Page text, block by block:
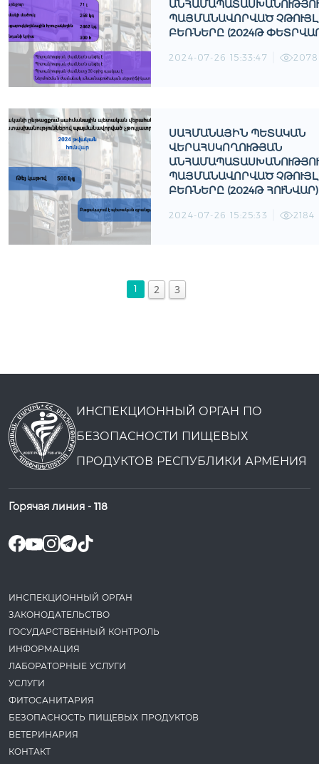
ՊԱՅՄԱՆԱՎՈՐՎԱԾ
ԲԵՌՆԵՐԸ (2024Թ
2024-07-26 15:33:47 2078
ՍԱՀՄԱՆԱՅԻՆ ՊԵՏԱԿԱՆ
ՎԵՐԱՀՍԿՈՂՈՒԹՅԱՆ
ՊԱՅՄԱՆԱՎՈՐՎԱԾ
ԲԵՌՆԵՐԸ (2024Թ ՀՈՒՆՎԱՐ)
2024-07-26 15:25:33 2184
1 2 3
ИНСПЕКЦИОННЫЙ ОРГАН ПО
БЕЗОПАСНОСТИ ПИЩЕВЫХ
ПРОДУКТОВ РЕСПУБЛИКИ АРМЕНИЯ
Горячая линия - 118
ИНСПЕКЦИОННЫЙ ОРГАН
ЗАКОНОДАТЕ­ЛЬСТВО
ГОСУДАРСТВЕННЫЙ КОНТРОЛЬ
ИНФОРМАЦИЯ
ЛАБОРАТОРНЫЕ УСЛУГИ
УСЛУГИ
ФИТОСАНИТАРИЯ
БЕЗОПАСНОСТЬ ПИЩЕВЫХ ПРОДУКТОВ
ВЕТЕРИНАРИЯ
КОНТАКТ